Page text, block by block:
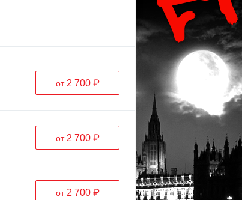
от 2 700 ₽
от 2 700 ₽
от 2 700 ₽